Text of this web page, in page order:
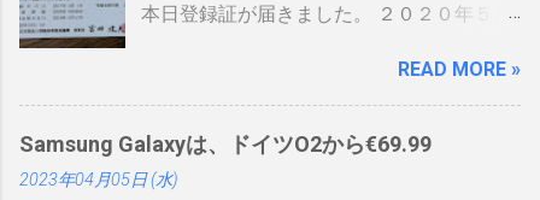
本日登録証が届きました。 ２０２０年５月
登場しました。 制度見直しについて：
https://www.ipa.go.jp/siensi/kaisei.html 情報
処理安全確保支援士の情報は、あまりネッ
トに上がっていないので、情報共有です。
表 パット見て車の免許証みたい。いや保険
READ MORE »
Samsung Galaxyは、ドイツO2から€69.99
2023年04月05日 (水)